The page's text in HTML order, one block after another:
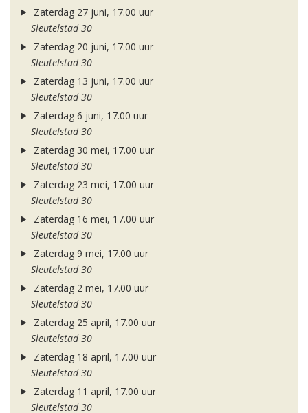
Zaterdag 27 juni, 17.00 uur
Sleutelstad 30
Zaterdag 20 juni, 17.00 uur
Sleutelstad 30
Zaterdag 13 juni, 17.00 uur
Sleutelstad 30
Zaterdag 6 juni, 17.00 uur
Sleutelstad 30
Zaterdag 30 mei, 17.00 uur
Sleutelstad 30
Zaterdag 23 mei, 17.00 uur
Sleutelstad 30
Zaterdag 16 mei, 17.00 uur
Sleutelstad 30
Zaterdag 9 mei, 17.00 uur
Sleutelstad 30
Zaterdag 2 mei, 17.00 uur
Sleutelstad 30
Zaterdag 25 april, 17.00 uur
Sleutelstad 30
Zaterdag 18 april, 17.00 uur
Sleutelstad 30
Zaterdag 11 april, 17.00 uur
Sleutelstad 30